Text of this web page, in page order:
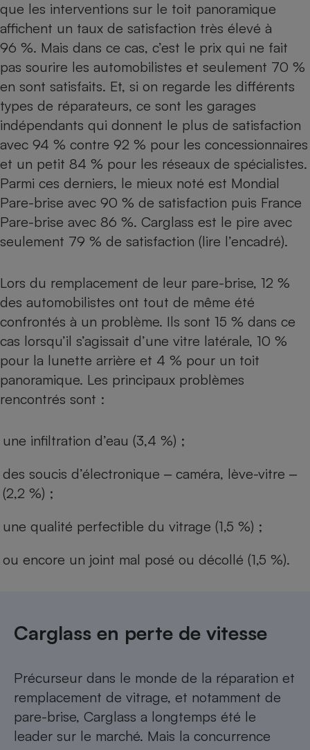
que les interventions sur le toit panoramique
affichent un taux de satisfaction très élevé à
96 %. Mais dans ce cas, c’est le prix qui ne fait
pas sourire les automobilistes et seulement 70 %
en sont satisfaits. Et, si on regarde les différents
types de réparateurs, ce sont les garages
indépendants qui donnent le plus de satisfaction
avec 94 % contre 92 % pour les concessionnaires
et un petit 84 % pour les réseaux de spécialistes.
Parmi ces derniers, le mieux noté est Mondial
Pare-brise avec 90 % de satisfaction puis France
Pare-brise avec 86 %. Carglass est le pire avec
seulement 79 % de satisfaction (lire l’encadré).
Lors du remplacement de leur pare-brise, 12 %
des automobilistes ont tout de même été
confrontés à un problème. Ils sont 15 % dans ce
cas lorsqu’il s’agissait d’une vitre latérale, 10 %
pour la lunette arrière et 4 % pour un toit
panoramique. Les principaux problèmes
rencontrés sont :
une infiltration d’eau (3,4 %) ;
des soucis d’électronique ‒ caméra, lève-vitre ‒
(2,2 %) ;
une qualité perfectible du vitrage (1,5 %) ;
ou encore un joint mal posé ou décollé (1,5 %).​​​​​
Carglass en perte de vitesse
Précurseur dans le monde de la réparation et
remplacement de vitrage, et notamment de
pare-brise, Carglass a longtemps été le
leader sur le marché. Mais la concurrence